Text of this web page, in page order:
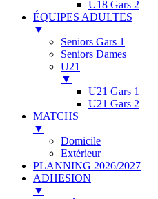
U18 Gars 2
ÉQUIPES ADULTES
▼
Seniors Gars 1
Seniors Dames
U21
▼
U21 Gars 1
U21 Gars 2
MATCHS
▼
Domicile
Extérieur
PLANNING 2026/2027
ADHESION
▼